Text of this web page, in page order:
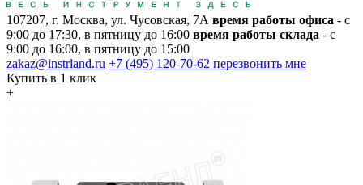
107207, г. Москва, ул. Чусовская, 7А время работы офиса - с
9:00 до 17:30, в пятницу до 16:00 время работы склада - с
9:00 до 16:00, в пятницу до 15:00
zakaz@instrland.ru +7 (495) 120-70-62 перезвонить мне
Купить в 1 клик
+